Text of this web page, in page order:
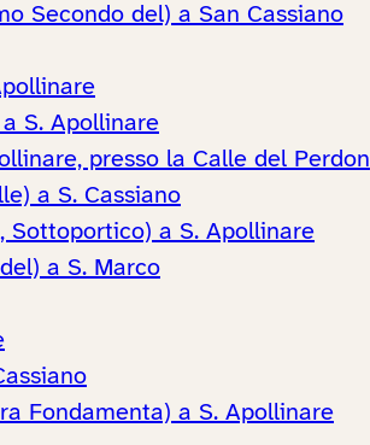
Secondo del) a San Cassiano
S. Apollinare
presso la Calle del Perdon
a S. Cassiano
Sottoportico) a S. Apollinare
a S. Marco
Fondamenta) a S. Apollinare